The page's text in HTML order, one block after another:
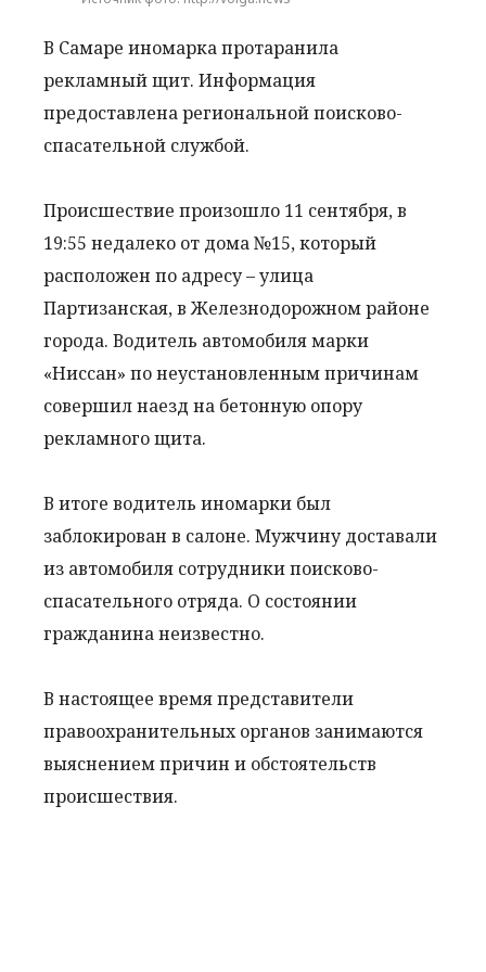
В Самаре иномарка протаранила
рекламный щит. Информация
предоставлена региональной поисково-
спасательной службой.
Происшествие произошло 11 сентября, в
19:55 недалеко от дома №15, который
расположен по адресу – улица
Партизанская, в Железнодорожном районе
города. Водитель автомобиля марки
«Ниссан» по неустановленным причинам
совершил наезд на бетонную опору
рекламного щита.
В итоге водитель иномарки был
заблокирован в салоне. Мужчину доставали
из автомобиля сотрудники поисково-
спасательного отряда. О состоянии
гражданина неизвестно.
В настоящее время представители
правоохранительных органов занимаются
выяснением причин и обстоятельств
происшествия.